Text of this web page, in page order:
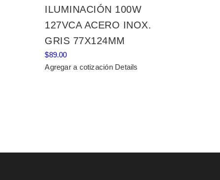
ILUMINACIÓN 100W
127VCA ACERO INOX.
GRIS 77X124MM
$89.00
Agregar a cotización Details